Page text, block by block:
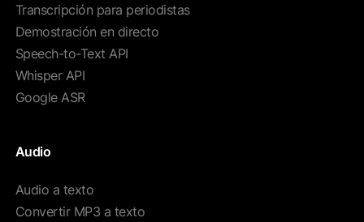
Transcripción para periodistas
Demostración en directo
Speech-to-Text API
Whisper API
Google ASR
Audio
Audio a texto
Convertir MP3 a texto